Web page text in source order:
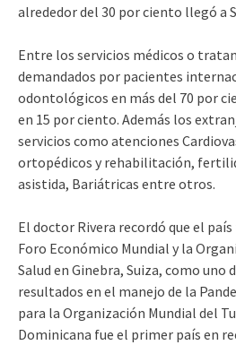
alrededor del 30 por ciento llegó a
Entre los servicios médicos o
demandados por pacientes
odontológicos en más del 70 por
en 15 por ciento. Además los
servicios como atenciones
ortopédicos y rehabilitación,
asistida, Bariátricas entre otros.
El doctor Rivera recordó que el
Foro Económico Mundial y la
Salud en Ginebra, Suiza, como uno
resultados en el manejo de la
para la Organización Mundial del
Dominicana fue el primer país en